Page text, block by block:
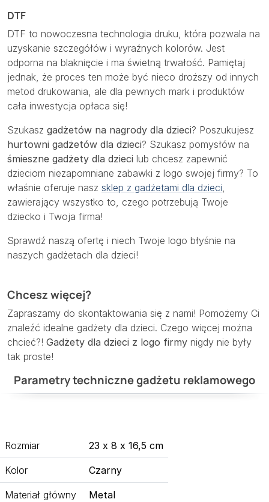
DTF
DTF to nowoczesna technologia druku, która pozwala na
uzyskanie szczegółów i wyraźnych kolorów. Jest
odporna na blaknięcie i ma świetną trwałość. Pamiętaj
jednak, że proces ten może być nieco droższy od innych
metod drukowania, ale dla pewnych mark i produktów
cała inwestycja opłaca się!
Szukasz gadżetów na nagrody dla dzieci? Poszukujesz
hurtowni gadżetów dla dzieci? Szukasz pomysłów na
śmieszne gadżety dla dzieci lub chcesz zapewnić
dzieciom niezapomniane zabawki z logo swojej firmy? To
właśnie oferuje nasz sklep z gadżetami dla dzieci
zawierający wszystko to, czego potrzebują Twoje
dziecko i Twoja firma!
Sprawdź naszą ofertę i niech Twoje logo błyśnie na
naszych gadżetach dla dzieci!
Chcesz więcej?
Zapraszamy do skontaktowania się z nami! Pomożemy Ci
znaleźć idealne gadżety dla dzieci. Czego więcej można
chcieć?! Gadżety dla dzieci z logo firmy nigdy nie były
tak proste!
Parametry techniczne gadżetu reklamowego
Rozmiar 23 x 8 x 16,5 cm
Kolor Czarny
Materiał główny Metal